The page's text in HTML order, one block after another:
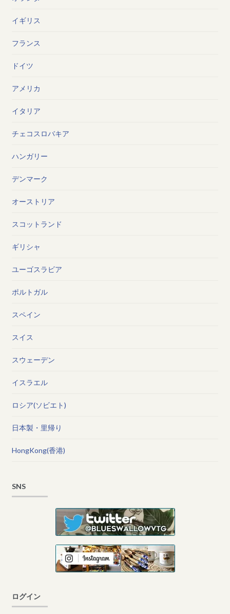
イギリス
フランス
ドイツ
アメリカ
イタリア
チェコスロバキア
ハンガリー
デンマーク
オーストリア
スコットランド
ギリシャ
ユーゴスラビア
ポルトガル
スペイン
スイス
スウェーデン
イスラエル
ロシア(ソビエト)
日本製・里帰り
HongKong(香港)
SNS
ログイン